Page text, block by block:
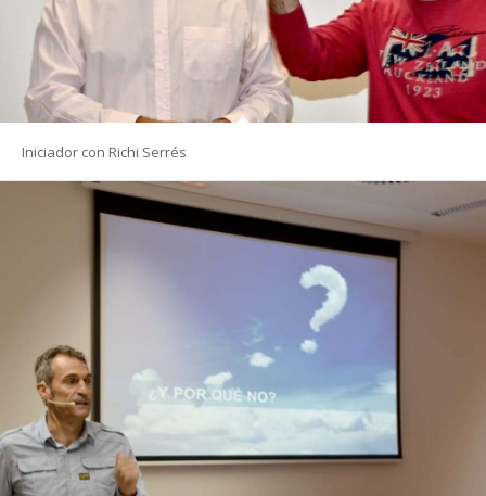
Iniciador con Richi Serrés